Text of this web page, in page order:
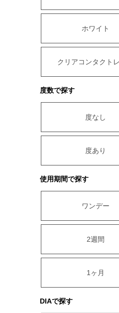
ホワイト
クリアコンタクト
度数で探す
度なし
度あり
使用期間で探す
ワンデー
2週間
1ヶ月
DIAで探す